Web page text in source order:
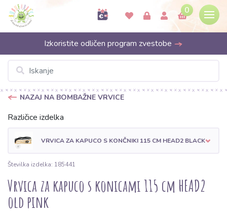
0
Izkoristite odličen program zvestobe
NAZAJ NA BOMBAŽNE VRVICE
Različice izdelka
VRVICA ZA KAPUCO S KONČNIKI 115 CM HEAD2 BLACK
Številka izdelka: 185441
Vrvica za kapuco s konicami 115 cm HEAD2
old pink